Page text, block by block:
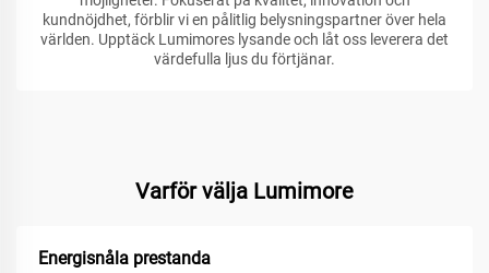
kundnöjdhet, förblir vi en pålitlig belysningspartner över hela
världen. Upptäck Lumimores lysande och låt oss leverera det
värdefulla ljus du förtjänar.
Varför välja Lumimore
Energisnåla prestanda